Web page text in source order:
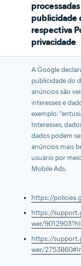
publicidade
respectiva
privacidade
A Google
publicidade do
anúncios são
interesses e
exemplo:
Interesses,
dados podem
anúncios mais
usuário por
Mobile Ads.
https://
https://
wer/
https://
wer/